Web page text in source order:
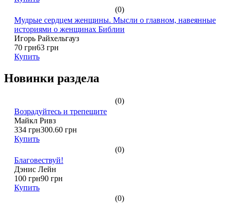
(0)
Мудрые сердцем женщины. Мысли о главном, навеянные
историями о женщинах Библии
Игорь Райхельгауз
70 грн63 грн
Купить
Новинки раздела
(0)
Возрадуйтесь и трепещите
Майкл Ривз
334 грн300.60 грн
Купить
(0)
Благовествуй!
Дэнис Лейн
100 грн90 грн
Купить
(0)